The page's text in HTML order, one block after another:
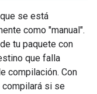
se está
como "manual".
tu paquete con
que falla
compilación. Con
compilará si se